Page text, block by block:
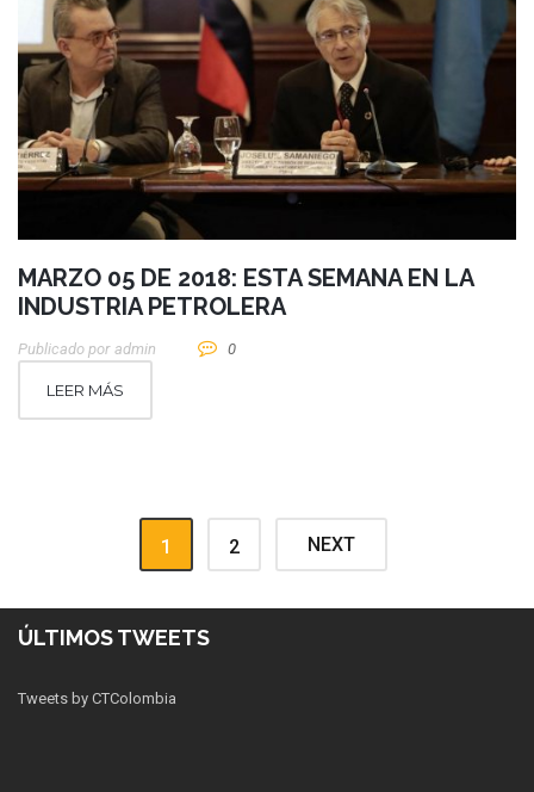
MARZO 05 DE 2018: ESTA SEMANA EN LA
INDUSTRIA PETROLERA
Publicado por Admin 0
LEER MÁS
1 2 NEXT
ÚLTIMOS TWEETS
Tweets by CTColombia